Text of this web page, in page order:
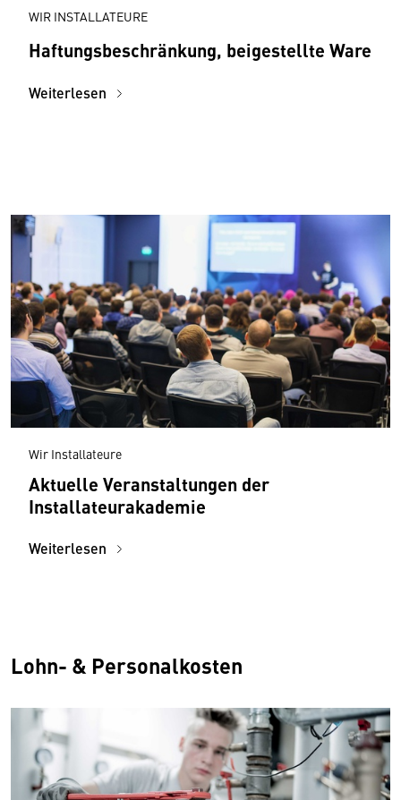
WIR INSTALLATEURE
Haftungsbeschränkung, beigestellte Ware
Weiterlesen
Wir Installateure
Aktuelle Veranstaltungen der
Installateurakademie
Weiterlesen
Lohn- & Personalkosten